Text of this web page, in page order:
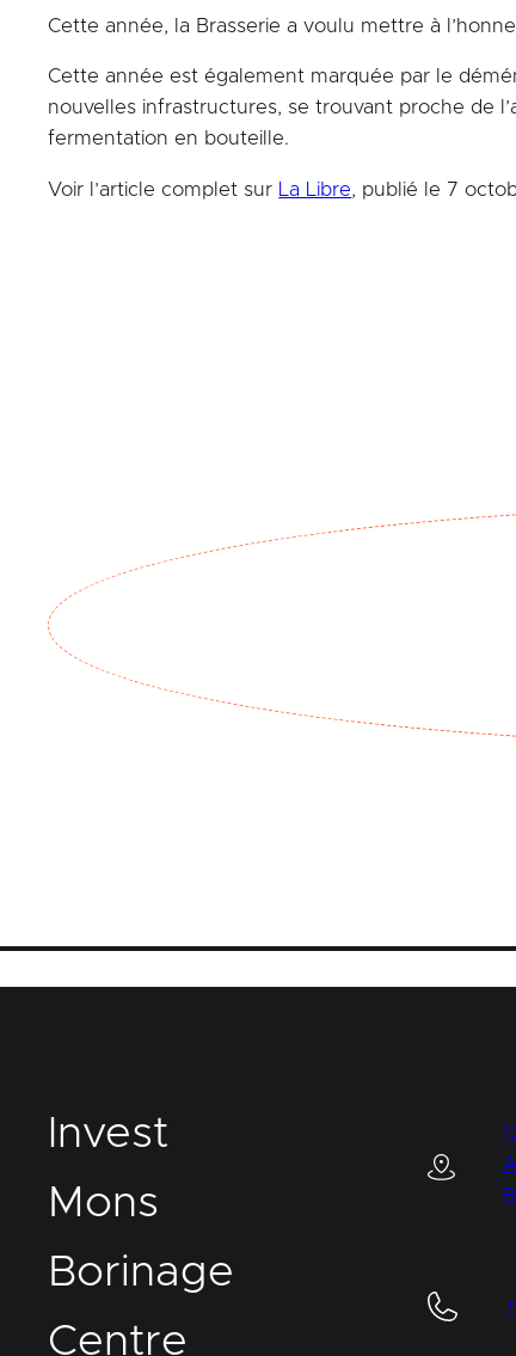
Cette année, la Brasserie a voulu mettre à
Cette année est également marquée par le
nouvelles infrastructures, se trouvant proche de
fermentation en bouteille.
Voir l’article complet sur La Libre, publié le 7
nvest
Mons
Borinage
Centre